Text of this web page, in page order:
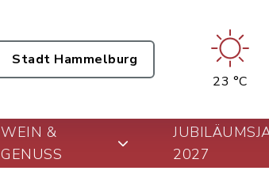
Stadt Hammelburg
23 °C
WEIN &
GENUSS
2027